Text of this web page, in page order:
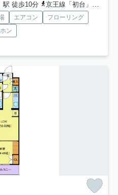
駅 徒歩10分
京王線「初台」駅 徒歩14分
エアコン
フローリング
ン